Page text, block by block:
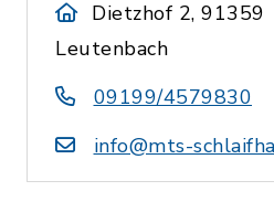
Dietzhof 2, 91359
Leutenbach
09199/4579830
info@mts-